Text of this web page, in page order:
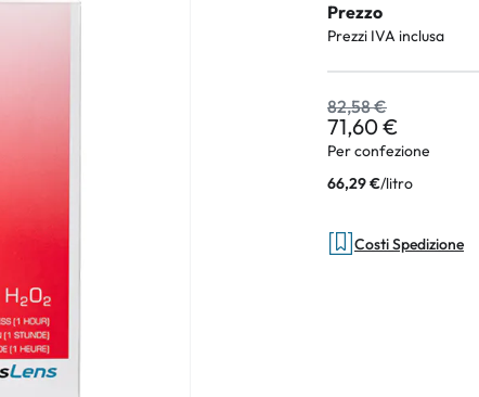
Prezzo
Prezzi IVA inclusa
82,58 €
71,60 €
Per confezione
66,29 €/litro
Costi Spedizione